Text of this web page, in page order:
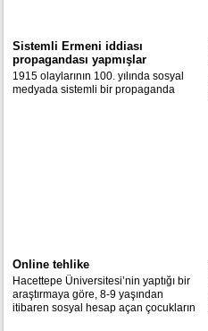
Sistemli Ermeni iddiası
propagandası yapmışlar
1915 olaylarının 100. yılında sosyal
medyada sistemli bir propaganda
Online tehlike
Hacettepe Üniversitesi’nin yaptığı bir
araştırmaya göre, 8-9 yaşından
itibaren sosyal hesap açan çocukların